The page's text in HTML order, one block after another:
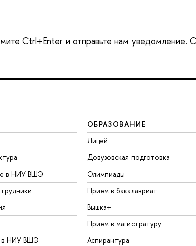
Ctrl+Enter и отправьте нам уведомление.
в НИУ ВШЭ
в НИУ ВШЭ
ОБРАЗОВАНИЕ
Лицей
Довузовская подготовка
Олимпиады
Прием в бакалавриат
Вышка+
Прием в магистратуру
Аспирантура